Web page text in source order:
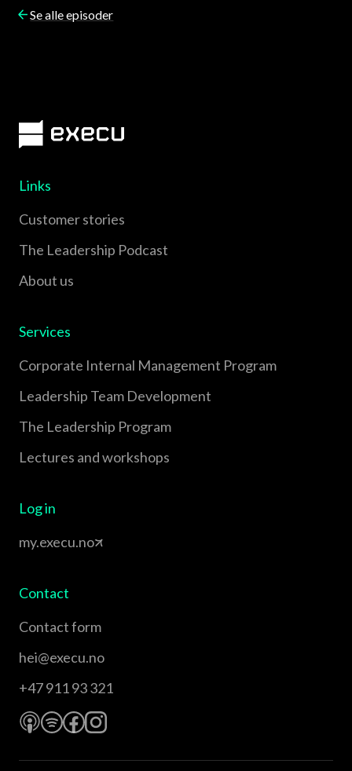
Se alle episoder
Links
Customer stories
The Leadership Podcast
About us
Services
Corporate Internal Management Program
Leadership Team Development
The Leadership Program
Lectures and workshops
Log in
my.execu.no
Contact
Contact form
hei@execu.no
+47 911 93 321